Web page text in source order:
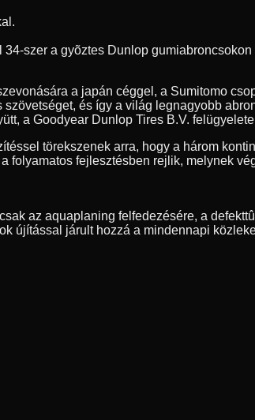
szer a gyõztes Dunlop
a japán céggel, a Sumitomo
és így a világ legnagyobb
a Goodyear Dunlop Tires B.V.
törekszenek arra, hogy a három
folyamatos fejlesztésben rejlik, melynek
az aquaplaning felfedezésére, a
újítással járult hozzá a mindennapi